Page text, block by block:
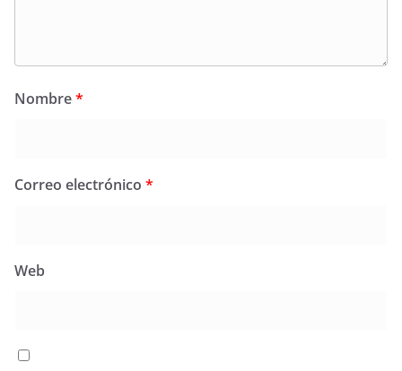
Nombre*
Correo electrónico *
Web